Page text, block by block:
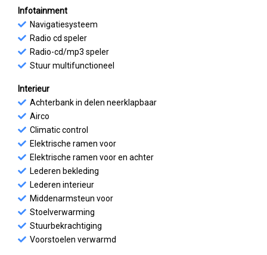
Infotainment
Navigatiesysteem
Radio cd speler
Radio-cd/mp3 speler
Stuur multifunctioneel
Interieur
Achterbank in delen neerklapbaar
Airco
Climatic control
Elektrische ramen voor
Elektrische ramen voor en achter
Lederen bekleding
Lederen interieur
Middenarmsteun voor
Stoelverwarming
Stuurbekrachtiging
Voorstoelen verwarmd